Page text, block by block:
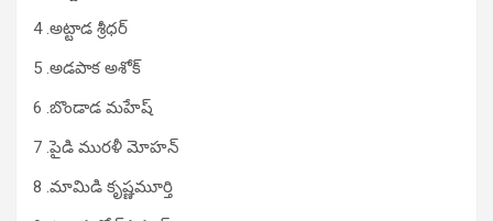
4 .అట్టాడ శ్రీధ‌ర్‌
5 .అడ‌పాక అశోక్‌
6 .బొండాడ మ‌హేష్‌
7 .పైడి ముర‌ళీ మోహ‌న్‌
8 .మామిడి కృష్ణమూర్తి